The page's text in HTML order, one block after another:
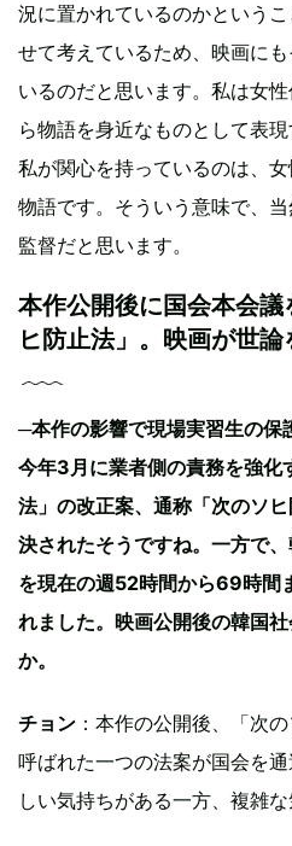
況に置かれているのかという
せて考えているため、映画に
いるのだと思います。私は女
ら物語を身近なものとして表
私が関心を持っているのは、
物語です。そういう意味で、
監督だと思います。
本作公開後に国会本会
ヒ防止法」。映画が世論
─本作の影響で現場実習生の保
今年3月に業者側の責務を強化
法」の改正案、通称「次のソ
決されたそうですね。一方で
を現在の週52時間から69時間
れました。映画公開後の韓国
か。
チョン ：本作の公開後、「次
呼ばれた一つの法案が国会を
しい気持ちがある一方、複雑な